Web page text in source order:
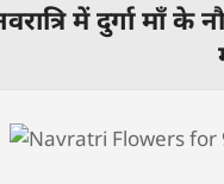
में दुर्गा माँ के